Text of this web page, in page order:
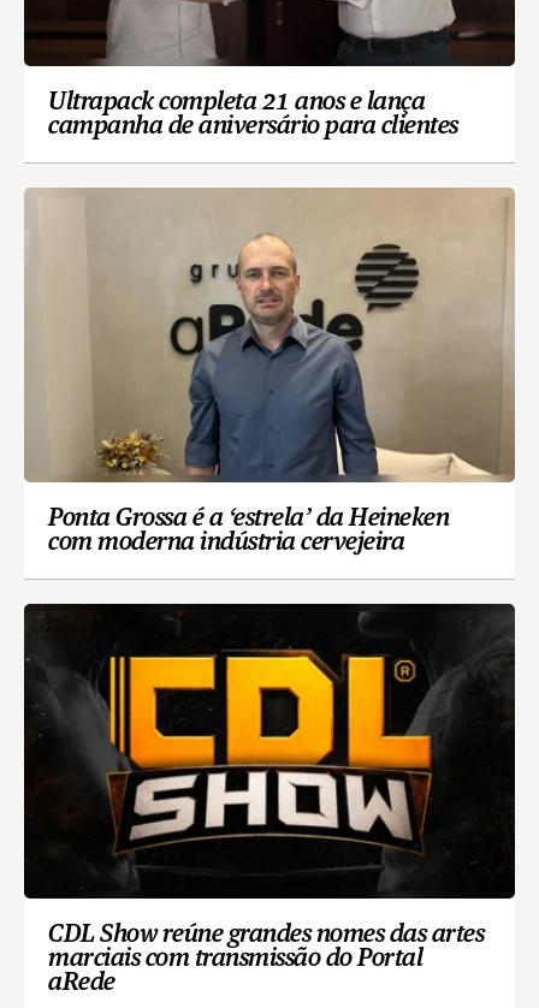
Ultrapack completa 21 anos e lança
campanha de aniversário para clientes
Ponta Grossa é a ‘estrela’ da Heineken
com moderna indústria cervejeira
CDL Show reúne grandes nomes das artes
marciais com transmissão do Portal
aRede